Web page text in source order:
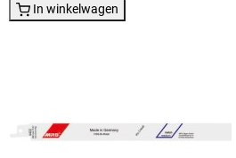
In winkelwagen